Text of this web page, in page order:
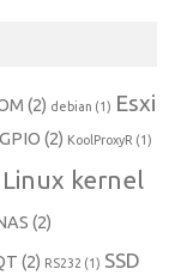
(2) debian (1) Esxi
GPIO (2) KoolProxyR (1)
Linux kernel
(2)
(2) RS232 (1) SSD